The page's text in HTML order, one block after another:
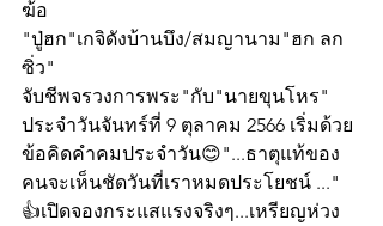
ฆ้อ
"ปู่ฮก"เกจิดังบ้านบึง/สมญานาม"ฮก ลก
ซิ่ว"
จับชีพจรวงการพระ"กับ"นายขุนโหร"
ประจำวันจันทร์ที่ 9 ตุลาคม 2566 เริ่มด้วย
ข้อคิดคำคมประจำวัน😊"...ธาตุแท้ของ
คนจะเห็นชัดวันที่เราหมดประโยชน์ ..."
👍เปิดจองกระแสแรงจริงๆ...เหรียญห่วง